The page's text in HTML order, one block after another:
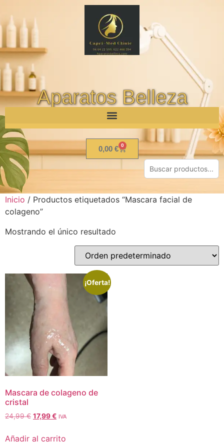
Aparatos Belleza
0,00 € 0
Inicio / Productos etiquetados “Mascara facial de
colageno”
Mostrando el único resultado
¡Oferta!
Mascara de colageno de
cristal
24,99€ 17,99€ IVA
Añadir al carrito